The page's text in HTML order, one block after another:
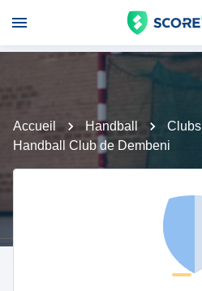
Accueil Handball Clubs
Handball Club de Dembeni